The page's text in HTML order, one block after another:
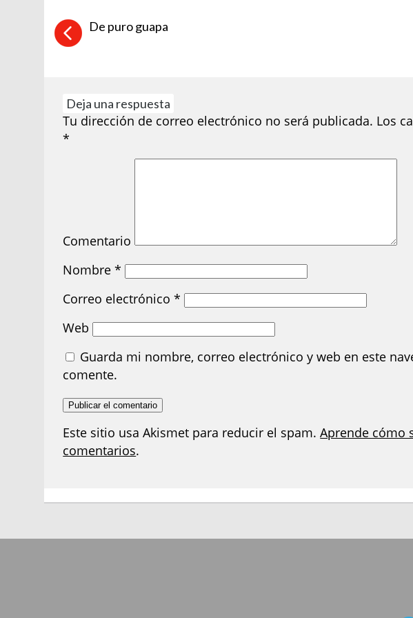
De puro guapa
Deja una respuesta
Tu dirección de correo electrónico no será publicada. Los
*
Comentario
Nombre*
Correo electrónico*
Web
Guarda mi nombre, correo electrónico y web en este
comente.
Este sitio usa Akismet para reducir el spam.Aprende cómo
comentarios.